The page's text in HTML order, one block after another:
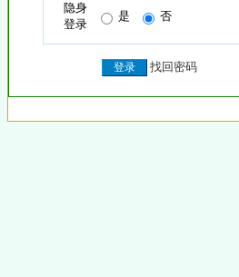
隐身
登录
是 否
找回密码